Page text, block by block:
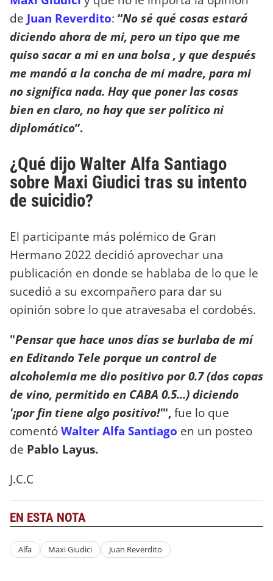
de Juan Reverdito: “No sé qué cosas estará
diciendo ahora de mi, pero un tipo que me
quiso sacar a mi en una bolsa , y que después
me mandó a la concha de mi madre, para mi
no significa nada. Hay que poner las cosas
bien en claro, no hay que ser político ni
diplomático”.
¿Qué dijo Walter Alfa Santiago
sobre Maxi Giudici tras su intento
de suicidio?
El participante más polémico de Gran
Hermano 2022 decidió aprovechar una
publicación en donde se hablaba de lo que le
sucedió a su excompañero para dar su
opinión sobre lo que atravesaba el cordobés.
"Pensar que hace unos días se burlaba de mí
en Editando Tele porque un control de
alcoholemia me dio positivo por 0.7 (dos copas
de vino, permitido en CABA 0.5...) diciendo
'¡por fin tiene algo positivo!'",fue lo que
comentóWalter Alfa Santiago en un posteo
de Pablo Layus.
J.C.C
EN ESTA NOTA
Alfa Maxi Giudici Juan Reverdito